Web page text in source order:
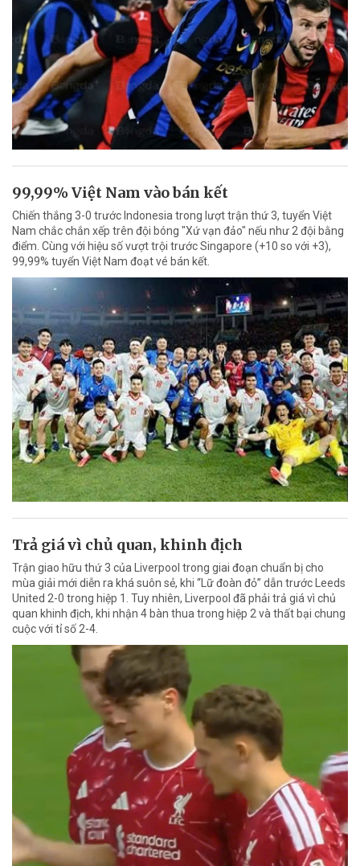
99,99% Việt Nam vào bán kết
Chiến thắng 3-0 trước Indonesia trong lượt trận thứ 3, tuyển Việt
Nam chắc chắn xếp trên đội bóng "Xứ vạn đảo" nếu như 2 đội bằng
điểm. Cùng với hiệu số vượt trội trước Singapore (+10 so với +3),
99,99% tuyển Việt Nam đoạt vé bán kết.
Trả giá vì chủ quan, khinh địch
Trận giao hữu thứ 3 của Liverpool trong giai đoạn chuẩn bị cho
mùa giải mới diễn ra khá suôn sẻ, khi “Lữ đoàn đỏ” dẫn trước Leeds
United 2-0 trong hiệp 1. Tuy nhiên, Liverpool đã phải trả giá vì chủ
quan khinh địch, khi nhận 4 bàn thua trong hiệp 2 và thất bại chung
cuộc với tỉ số 2-4.